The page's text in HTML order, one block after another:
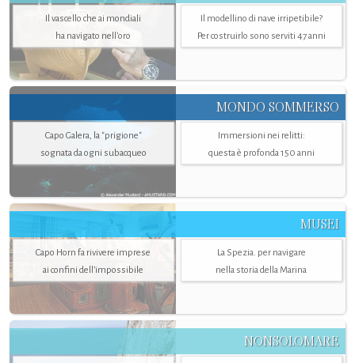
Il vascello che ai mondiali
ha navigato nell’oro
Il modellino di nave irripetibile?
Per costruirlo sono serviti 47 anni
MONDO SOMMERSO
Capo Galera, la "prigione"
sognata da ogni subacqueo
Immersioni nei relitti:
questa è profonda 150 anni
MUSEI
Capo Horn fa rivivere imprese
ai confini dell’impossibile
La Spezia. per navigare
nella storia della Marina
NONSOLOMARE